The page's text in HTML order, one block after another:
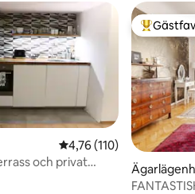
4,76 av 5 i
4,76 (110)
och privat
Populär